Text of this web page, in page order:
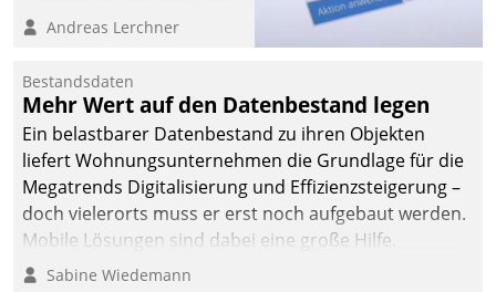
Cockpit für mobile
Datatrain. Die meravis
Wohnungsbau- und
Immobilien GmbH hat
sich dabei für den Betrieb
der Lösung über die SAP
Cloud Platform
entschieden - als erstes
Unternehmen am
Andreas Lerchner
Bestandsdaten
Mehr Wert auf den Datenbestand legen
Ein belastbarer Datenbestand zu ihren Objekten
liefert Wohnungsunternehmen die Grundlage für die
Megatrends Digitalisierung und Effizienzsteigerung –
doch vielerorts muss er erst noch aufgebaut werden.
Mobile Lösungen sind dabei eine große Hilfe.
Sabine Wiedemann